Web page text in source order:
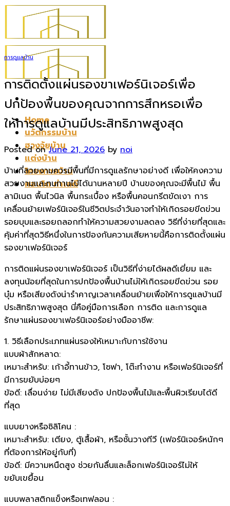
Skip
content
Home
นวัตกรรมบ้าน
ฮวงจุ้ยบ้าน
แต่งบ้าน
โครงการบ้าน
คอนโด ทำเลดี
การดูแลบ้าน
การติดตั้งแผ่นรองขาเฟอร์นิเจอร์เพื่อ
ปกป้องพื้นของคุณจากการสึกหรอเพื่อ
ให้การดูแลบ้านมีประสิทธิภาพสูงสุด
Posted onJune 21, 2026 by noi
บ้านที่สวยงามควรมีพื้นที่มีการดูแลรักษาอย่างดี เพื่อให้คงความ
สวยงามและทนทานไปได้นานหลายปี บ้านของคุณจะมีพื้นไม้ พื้น
ลามิเนต พื้นไวนิล พื้นกระเบื้อง หรือพื้นคอนกรีตขัดเงา การ
เคลื่อนย้ายเฟอร์นิเจอร์ในชีวิตประจำวันอาจทำให้เกิดรอยขีดข่วน
รอยบุบและรอยถลอกทำให้ความสวยงามลดลง วิธีที่ง่ายที่สุดและ
คุ้มค่าที่สุดวิธีหนึ่งในการป้องกันความเสียหายนี้คือการติดตั้งแผ่น
รองขาเฟอร์นิเจอร์
การติดแผ่นรองขาเฟอร์นิเจอร์ เป็นวิธีที่ง่ายได้ผลดีเยี่ยม และ
ลงทุนน้อยที่สุดในการปกป้องพื้นบ้านไม่ให้เกิดรอยขีดข่วน รอย
บุ๋ม หรือเสียงดังน่ารำคาญเวลาเคลื่อนย้ายเพื่อให้การดูแลบ้านมี
ประสิทธิภาพสูงสุด นี่คือคู่มือการเลือก การติด และการดูแล
รักษาแผ่นรองขาเฟอร์นิเจอร์อย่างมืออาชีพ:
1. วิธีเลือกประเภทแผ่นรองให้เหมาะกับการใช้งาน
แบบผ้าสักหลาด:
เหมาะสำหรับ: เก้าอี้ทานข้าว, โซฟา, โต๊ะทำงาน หรือเฟอร์นิเจอร์ที่
มีการขยับบ่อยๆ
ข้อดี: เลื่อนง่าย ไม่มีเสียงดัง ปกป้องพื้นไม้และพื้นผิวเรียบได้ดี
ที่สุด
แบบยางหรือซิลิโคน :
เหมาะสำหรับ: เตียง, ตู้เสื้อผ้า, หรือชั้นวางทีวี (เฟอร์นิเจอร์หนักๆ
ที่ต้องการให้อยู่กับที่)
ข้อดี: มีความหนืดสูง ช่วยกันลื่นและล็อกเฟอร์นิเจอร์ไม่ให้
ขยับเขยื้อน
แบบพลาสติกแข็งหรือเทฟลอน :